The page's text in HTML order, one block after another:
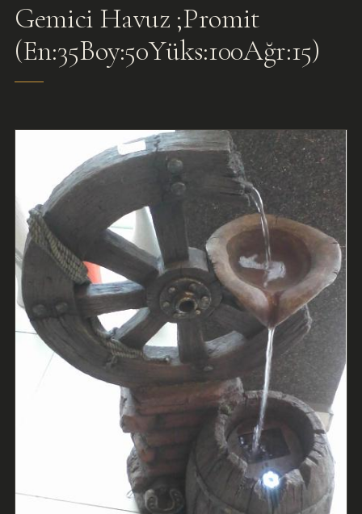
Gemici Havuz ;Promit
(En:35Boy:50Yüks:100Ağr:15)